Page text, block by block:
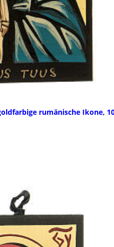
rumänische Ikone,